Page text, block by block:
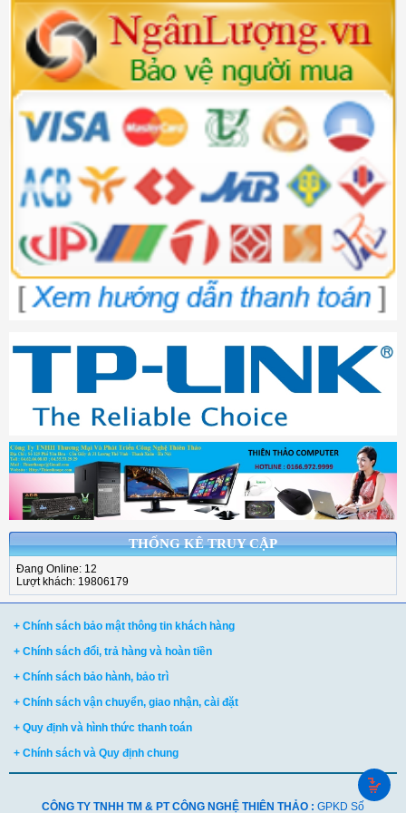
THỐNG KÊ TRUY CẬP
Đang Online: 12
Lượt khách: 19806179
+ Chính sách bảo mật thông tin khách hàng
+ Chính sách đổi, trả hàng và hoàn tiền
+ Chính sách bảo hành, bảo trì
+ Chính sách vận chuyển, giao nhận, cài đặt
+ Quy định và hình thức thanh toán
+ Chính sách và Quy định chung
CÔNG TY TNHH TM & PT CÔNG NGHỆ THIÊN THẢO : GPKD Số